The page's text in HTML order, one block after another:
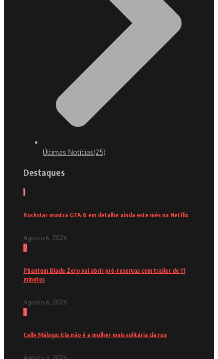
Últimas Notícias(25)
Destaques
1
Rockstar mostra GTA 6 em detalhe ainda este mês na Netflix
Agosto 6, 2026
2
Phantom Blade Zero vai abrir pré-reservas com trailer de 11
minutos
Agosto 6, 2026
3
Calle Málaga: Ela não é a mulher mais solitária da rua